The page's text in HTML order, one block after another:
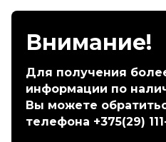
Внимание!
Для получения
информации по
Вы можете
телефона +375(29)